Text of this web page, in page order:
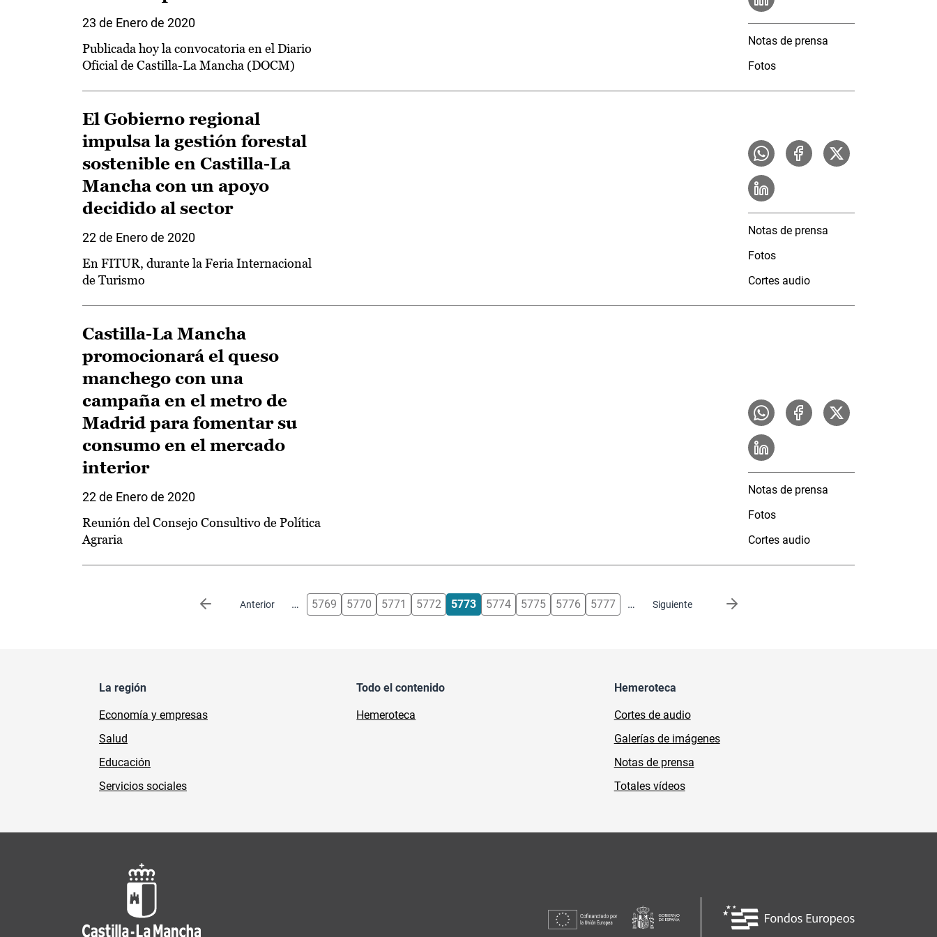
23 de Enero de 2020
Publicada hoy la convocatoria en el Diario
Oficial de Castilla-La Mancha (DOCM)
Notas de prensa
Fotos
El Gobierno regional
impulsa la gestión forestal
sostenible en Castilla-La
Mancha con un apoyo
decidido al sector
22 de Enero de 2020
En FITUR, durante la Feria Internacional
de Turismo
Notas de prensa
Fotos
Cortes audio
Castilla-La Mancha
promocionará el queso
manchego con una
campaña en el metro de
Madrid para fomentar su
consumo en el mercado
interior
22 de Enero de 2020
Reunión del Consejo Consultivo de Política
Agraria
Notas de prensa
Fotos
Cortes audio
Anterior
Página anterior … 5769 5770 5771 5772 5773 5774 5775 5776 5777 … Siguiente
Siguiente página
La región
Economía y empresas
Salud
Educación
Servicios sociales
Todo el contenido
Hemeroteca
Hemeroteca
Cortes de audio
Galerías de imágenes
Notas de prensa
Totales vídeos